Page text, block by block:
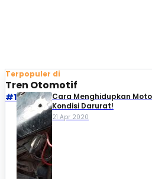
Terpopuler di
Tren Otomotif
#1
Cara Menghidupkan
Kondisi Darurat!
21 Apr 2020